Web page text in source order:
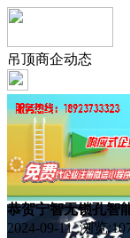
吊顶商企动态
恭贺宁智无锁孔智
2024-09-11 浏览: